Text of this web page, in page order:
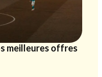
meilleures offres